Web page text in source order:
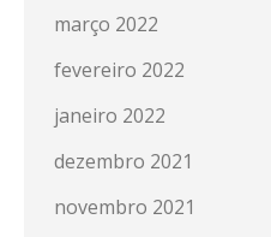
março 2022
fevereiro 2022
janeiro 2022
dezembro 2021
novembro 2021